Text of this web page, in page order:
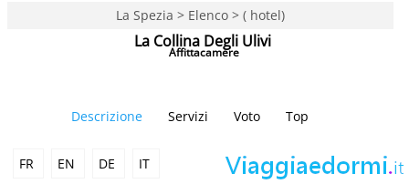
La Spezia > Elenco > ( hotel)
La Collina Degli Ulivi
Affittacamere
Descrizione Servizi Voto Top
FR EN DE IT